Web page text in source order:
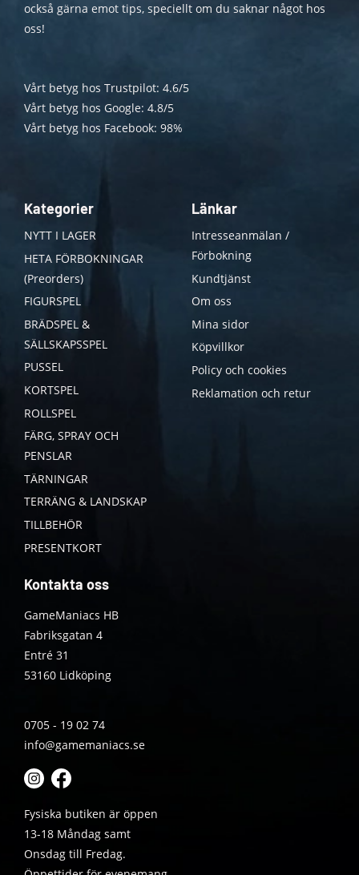
också gärna emot tips, speciellt om du saknar något hos
oss!
Vårt betyg hos Trustpilot: 4.6/5
Vårt betyg hos Google: 4.8/5
Vårt betyg hos Facebook: 98%
Kategorier
NYTT I LAGER
HETA FÖRBOKNINGAR
(Preorders)
FIGURSPEL
BRÄDSPEL &
SÄLLSKAPSSPEL
PUSSEL
KORTSPEL
ROLLSPEL
FÄRG, SPRAY OCH
PENSLAR
TÄRNINGAR
TERRÄNG & LANDSKAP
TILLBEHÖR
PRESENTKORT
Länkar
Intresseanmälan /
Förbokning
Kundtjänst
Om oss
Mina sidor
Köpvillkor
Policy och cookies
Reklamation och retur
Kontakta oss
GameManiacs HB
Fabriksgatan 4
Entré 31
53160 Lidköping
0705 - 19 02 74
info@gamemaniacs.se
Fysiska butiken är öppen
13-18 Måndag samt
Onsdag till Fredag.